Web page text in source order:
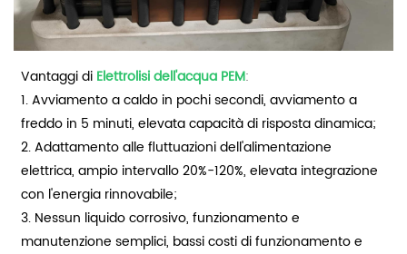
Vantaggi di Elettrolisi dell'acqua PEM:
1. Avviamento a caldo in pochi secondi, avviamento a
freddo in 5 minuti, elevata capacità di risposta dinamica;
2. Adattamento alle fluttuazioni dell'alimentazione
elettrica, ampio intervallo 20%-120%, elevata integrazione
con l'energia rinnovabile;
3. Nessun liquido corrosivo, funzionamento e
manutenzione semplici, bassi costi di funzionamento e